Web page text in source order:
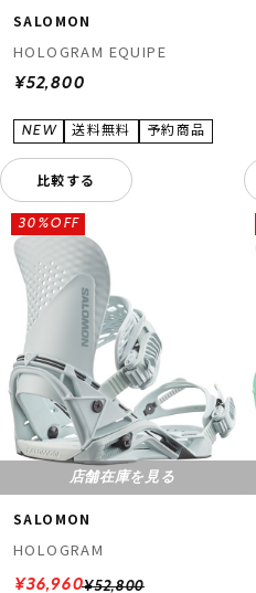
SALOMON
HOLOGRAM EQUIPE
¥52,800
比較する
店舗在庫を見る
SALOMON
HOLOGRAM
¥52,800
30%OFF
¥36,960